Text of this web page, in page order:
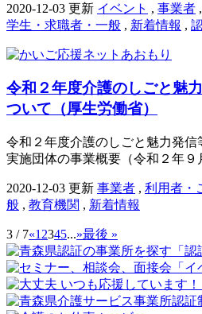
2020-12-03 更新 イベント , 事業者 ,
学生・求職者・一般 , 新着情報 ,
令和２年度介護のしごと魅
ついて（厚生労働省）
令和２年度介護のしごと魅力発
実施団体の事業概要（令和２年
2020-12-03 更新 事業者 , 利用者・
般 , 教育機関 , 新着情報
3 / 7«1 2345...»最後 »